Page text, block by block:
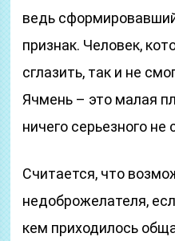
ведь
признак. Человек,
сглазить, так и не
Ячмень – это малая
ничего серьезного не
Считается, что
недоброжелателя,
кем приходилось